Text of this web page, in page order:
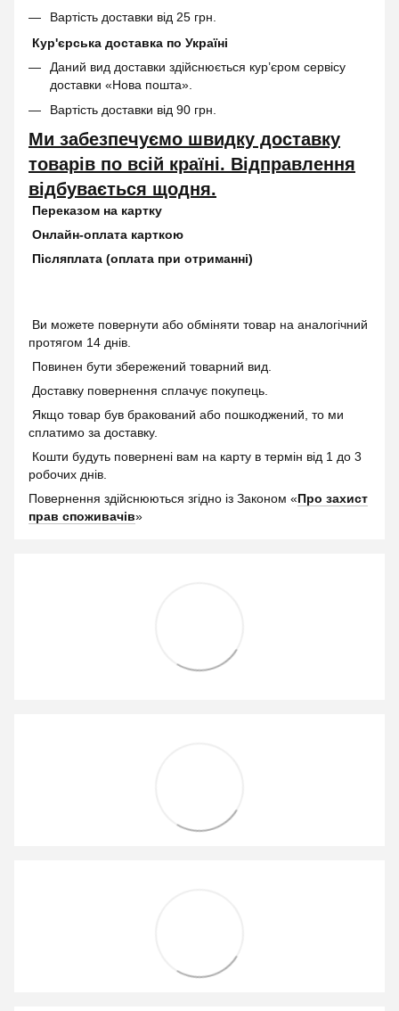
Вартість доставки від 25 грн.
Кур'єрська доставка по Україні
Даний вид доставки здійснюється кур’єром сервісу
доставки «Нова пошта».
Вартість доставки від 90 грн.
Ми забезпечуємо швидку доставку
товарів по всій країні. Відправлення
відбувається щодня.
Переказом на картку
Онлайн-оплата карткою
Післяплата (оплата при отриманні)
Ви можете повернути або обміняти товар на аналогічний
протягом 14 днів.
Повинен бути збережений товарний вид.
Доставку повернення сплачує покупець.
Якщо товар був бракований або пошкоджений, то ми
сплатимо за доставку.
Кошти будуть повернені вам на карту в термін від 1 до 3
робочих днів.
Повернення здійснюються згідно із Законом «Про захист
прав споживачів»